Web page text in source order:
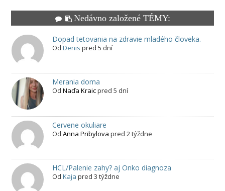
Nedávno založené TÉMY:
Dopad tetovania na zdravie mladého človeka.
Od Denis pred 5 dní
Merania doma
Od Naďa Kraicpred 5 dní
Cervene okuliare
Od Anna Pribylova pred 2 týždne
HCL/Palenie zahy? aj Onko diagnoza
Od Kaja pred 3 týždne